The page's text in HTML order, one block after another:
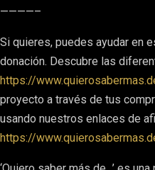
————–
Si quieres, puedes ayudar en
donación. Descubre las
https://
proyecto a través de tus
usando nuestros enlaces de
https://